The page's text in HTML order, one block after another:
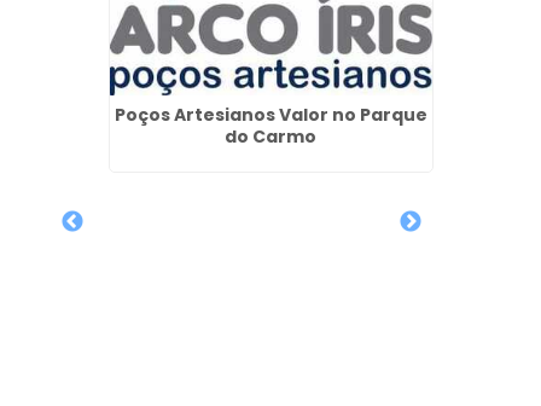
Poços Artesianos Valor no Parque
do Carmo